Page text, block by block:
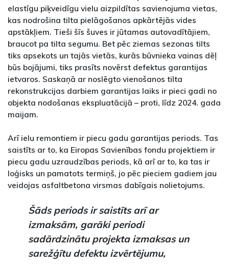
elastīgu piķveidīgu vielu aizpildītas savienojuma vietas,
kas nodrošina tilta pielāgošanos apkārtējās vides
apstākļiem. Tieši šīs šuves ir jūtamas autovadītājiem,
braucot pa tilta segumu. Bet pēc ziemas sezonas tilts
tiks apsekots un tajās vietās, kurās būvnieka vainas dēļ
būs bojājumi, tiks prasīts novērst defektus garantijas
ietvaros. Saskaņā ar noslēgto vienošanos tilta
rekonstrukcijas darbiem garantijas laiks ir pieci gadi no
objekta nodošanas ekspluatācijā – proti, līdz 2024. gada
maijam.
Arī ielu remontiem ir piecu gadu garantijas periods. Tas
saistīts ar to, ka Eiropas Savienības fondu projektiem ir
piecu gadu uzraudzības periods, kā arī ar to, ka tas ir
loģisks un pamatots termiņš, jo pēc pieciem gadiem jau
veidojas asfaltbetona virsmas dabīgais nolietojums.
Šāds periods ir saistīts arī ar
izmaksām, garāki periodi
sadārdzinātu projekta izmaksas un
sarežģītu defektu izvērtējumu,